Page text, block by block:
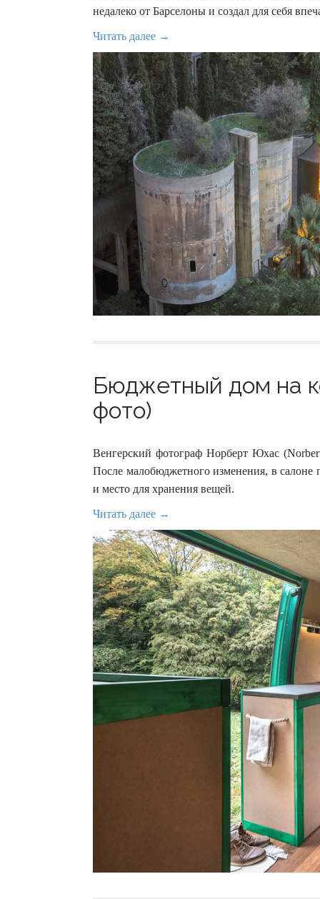
недалеко от Барселоны и создал для себя
Читать далее →
Бюджетный дом на
фото)
Венгерский фотограф Норберт Юхас
После малобюджетного изменения, в салоне
и место для хранения вещей.
Читать далее →